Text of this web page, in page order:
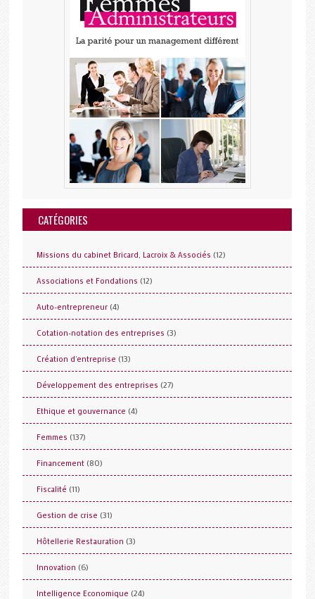
CATÉGORIES
Missions du cabinet Bricard, Lacroix & Associés (12)
Associations et Fondations (12)
Auto-entrepreneur (4)
Cotation-notation des entreprises (3)
Création d'entreprise (13)
Développement des entreprises (27)
Ethique et gouvernance (4)
Femmes (137)
Financement (80)
Fiscalité (11)
Gestion de crise (31)
Hôtellerie Restauration (3)
Innovation (6)
Intelligence Economique (24)